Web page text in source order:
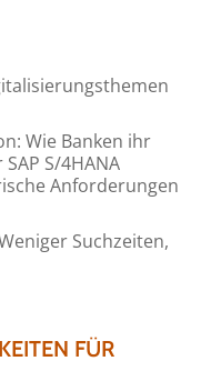
Wie Banken ihr
S/4HANA
Anforderungen
Suchzeiten,
FÜR